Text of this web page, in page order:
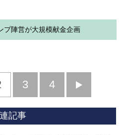
プ陣営が大規模献金企画
3 4
へ
記事